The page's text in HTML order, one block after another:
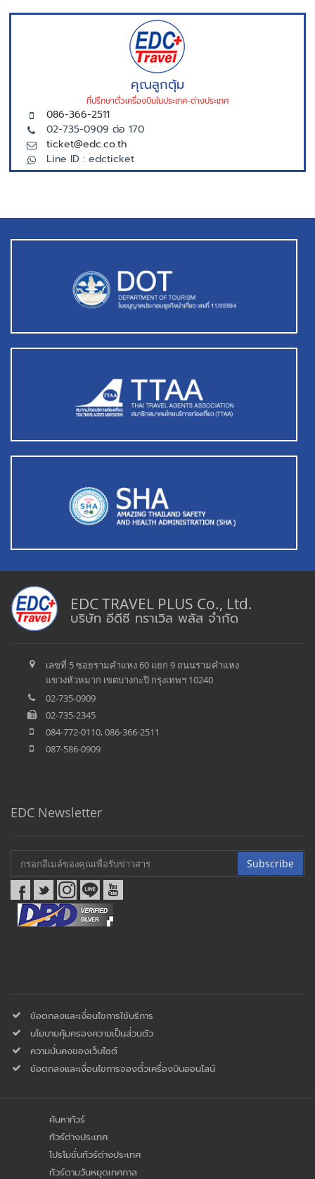
คุณลูกตุ้ม
ที่ปรึกษาตั่วเครื่องบินในประเทศ-ต่างประเทศ
086-366-2511
02-735-0909 ต่อ 170
ticket@edc.co.th
Line ID : edcticket
EDC TRAVEL PLUS Co., Ltd.
บริษัท อีดีซี ทราเวิล พลัส จำกัด
เลขที่ 5 ซอยรามคำแหง 60 แยก 9 ถนนรามคำแหง
แขวงหัวหมาก เขตบางกะปิ กรุงเทพฯ 10240
02-735-0909
02-735-2345
084-772-0110, 086-366-2511
087-586-0909
EDC Newsletter
Subscribe
ข้อตกลงและเงื่อนไขการใช้บริการ
นโยบายคุ้มครองความเป็นส่่วนตัว
ความมั่นคงของเว็บไซต์
ข้อตกลงและเงื่อนไขการจองตั๋วเครื่องบินออนไลน์
ค้นหาทัวร์
ทัวร์ต่างประเทศ
โปรโมชั่นทัวร์ต่างประเทศ
ทัวร์ตามวันหยุดเทศกาล